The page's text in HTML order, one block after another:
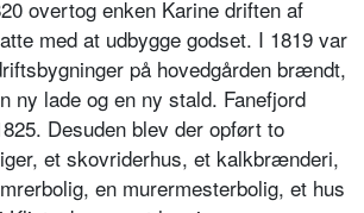
overtog enken Karine driften af
med at udbygge godset. I 1819 var
på hovedgården brændt,
ny lade og en ny stald. Fanefjord
Desuden blev der opført to
et skovriderhus, et kalkbrænderi,
en murermesterbolig, et hus